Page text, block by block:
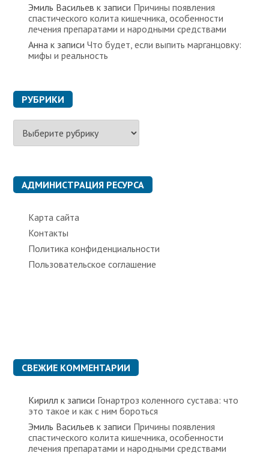
Эмиль Васильев к записи Причины появления
спастического колита кишечника, особенности
лечения препаратами и народными средствами
Анна к записиЧто будет, если выпить марганцовку:
мифы и реальность
РУБРИКИ
Р
б
к
и АДМИНИСТРАЦИЯ РЕСУРСА
Карта сайта
Контакты
Политика конфиденциальности
Пользовательское соглашение
СВЕЖИЕ КОММЕНТАРИИ
Кирилл к записи Гонартроз коленного сустава: что
это такое и как с ним бороться
Эмиль Васильев к записи Причины появления
спастического колита кишечника, особенности
лечения препаратами и народными средствами